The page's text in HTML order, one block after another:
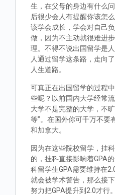
生，在父母的身边有什么
后很少会人有提醒你该怎
该学会成长，学会对自己
做，因为不主动就很难进
理。不得不说出国留学是
人通过留学这条路，走向
人生道路。
可真正在出国留学的过程
些呢？以前国内大学经常
大学不是完整的大学，不
等”。在国外你可千万不要
和加拿大。
因为在这些院校留学，挂
的，挂科直接影响着GPA
科留学生GPA需要维持在
就会被学术警告，那么接
努力把GPA提升到2.0才行